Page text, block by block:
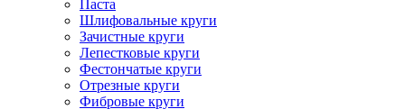
Паста
Шлифовальные круги
Зачистные круги
Лепестковые круги
Фестончатые круги
Отрезные круги
Фибровые круги